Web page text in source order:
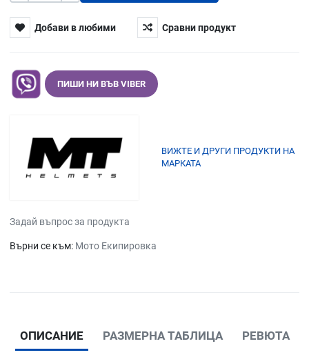
Добави в любими Сравни продукт
ПИШИ НИ ВЪВ VIBER
ВИЖТЕ И ДРУГИ ПРОДУКТИ НА
МАРКАТА
Задай въпрос за продукта
Върни се към: Мото Екипировка
ОПИСАНИЕ РАЗМЕРНА ТАБЛИЦА РЕВЮТА